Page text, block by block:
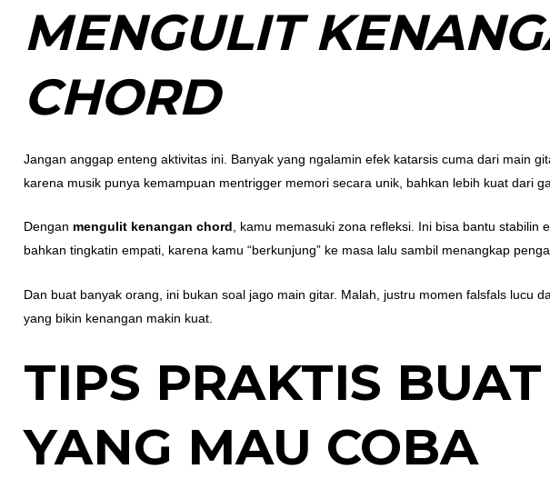
MENGULIT
CHORD
Jangan anggap enteng aktivitas ini. Banyak yang ngalamin efek katarsis cuma dari main
karena musik punya kemampuan mentrigger memori secara unik, bahkan lebih kuat dari
Dengan mengulit kenangan chord , kamu memasuki zona refleksi. Ini bisa bantu stabilin
bahkan tingkatin empati, karena kamu “berkunjung” ke masa lalu sambil menangkap
Dan buat banyak orang, ini bukan soal jago main gitar. Malah, justru momen falsfals lucu
yang bikin kenangan makin kuat.
TIPS PRAKTIS
YANG MAU COBA